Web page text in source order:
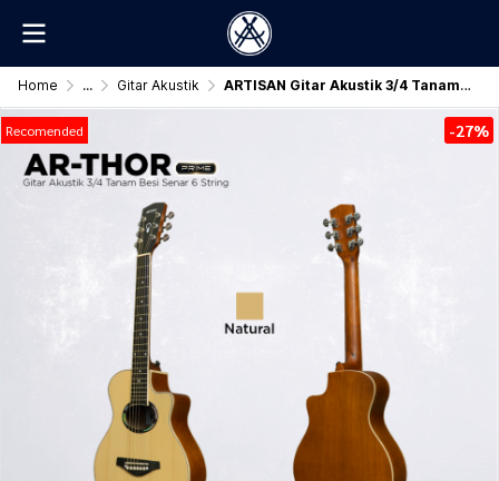
Home ... Gitar Akustik ARTISAN Gitar Akustik 3/4 Tanam Besi (AR - THOR Prime) Senar 6 String
Recomended -27%